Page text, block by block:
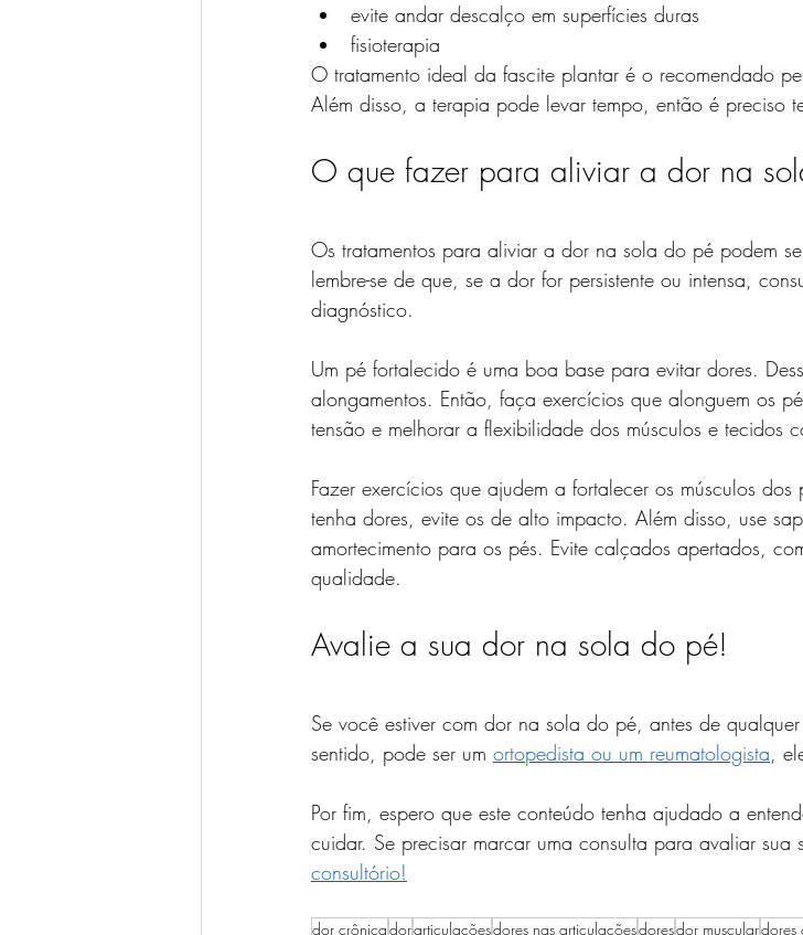
evite andar descalço em superfícies duras
fisioterapia
O tratamento ideal da fascite plantar é o recomendado
Além disso, a terapia pode levar tempo, então é preciso
O que fazer para aliviar a dor na
Os tratamentos para aliviar a dor na sola do pé podem
lembre-se de que, se a dor for persistente ou intensa,
diagnóstico.
Um pé fortalecido é uma boa base para evitar dores.
alongamentos. Então, faça exercícios que alonguem os
tensão e melhorar a flexibilidade dos músculos e tecidos
Fazer exercícios que ajudem a fortalecer os músculos
tenha dores, evite os de alto impacto. Além disso, use
amortecimento para os pés. Evite calçados apertados,
qualidade.
Avalie a sua dor na sola do pé!
Se você estiver com dor na sola do pé, antes de
sentido, pode ser um ortopedista ou um reumatologista,
Por fim, espero que este conteúdo tenha ajudado a
cuidar. Se precisar marcar uma consulta para avaliar sua
consultório!
dor crônicadorarticulaçõesdores nas articulaçõesdoresdor musculardores